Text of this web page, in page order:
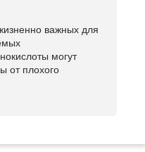
важных для
могут
от плохого